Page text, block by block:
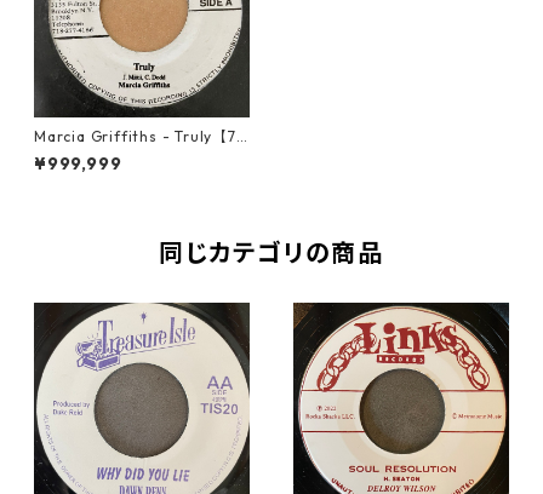
Marcia Griffiths - Truly【7-
21188】
¥999,999
同じカテゴリの商品